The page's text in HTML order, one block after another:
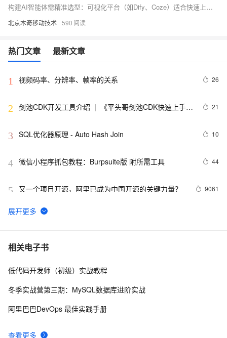
构建AI智能体需精准选型：可视化平台（如Dify、Coze）适合快速上线与知识库应用；自动化平台（如n8n）擅IT系统集成；代码框架（LangGraph、CrewAI等）则满足高定制、低延迟需求。按团队能力与项目阶段分层决策，兼顾效率与可控性。（239字）
北京木奇移动技术 590
热门文章 最新文章
1 视频码率、分辨率、帧率的关系 26
2 剑池CDK开发工具介绍  |  《平头哥剑池CDK快速上手指
21
3 SQL优化器原理 - Auto Hash Join 10
4 微信小程序抓包教程：Burpsuite版 附所需工具 44
5 又一个项目开源，阿里已成为中国开源的关键力量？ 9061
6 tailwindcss使用教程
7 我的博客即将入驻“云栖社区”，诚邀技术同仁一同入
8 思科路由器的密码恢复
相关电子书
查看更多
低代码开发师（初级）实战教程
冬季实战营第三期：MySQL数据库进阶实战
阿里巴巴DevOps 最佳实践手册